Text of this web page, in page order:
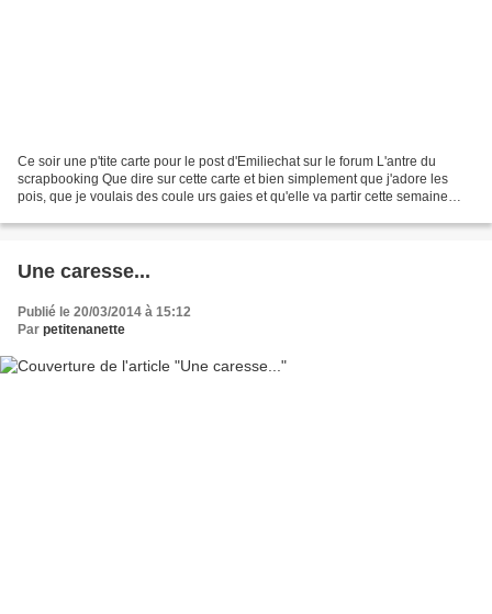
Ce soir une p'tite carte pour le post d'Emiliechat sur le forum L'antre du
scrapbooking Que dire sur cette carte et bien simplement que j'adore les
pois, que je voulais des coule urs gaies et qu'elle va partir cette semaine
Une caresse...
Publié le 20/03/2014 à 15:12
Par petitenanette